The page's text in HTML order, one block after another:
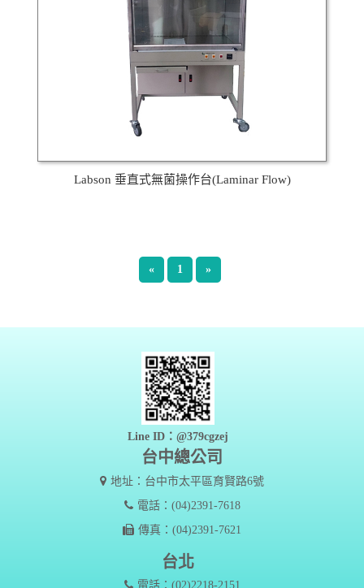
Labson 垂直式無菌操作台(Laminar Flow)
« 1 »
Line ID：@379cgzej
台中總公司
地址：台中市太平區育賢路6號
電話：(04)2391-7618
傳真：(04)2391-7621
台北
電話：(02)2218-2151